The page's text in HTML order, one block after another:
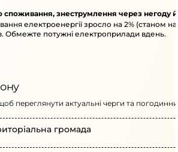
споживання, знеструмлення через негоду
електроенергії зросло на 2% (станом
Обмежте потужні електроприлади вдень.
переглянути актуальні черги та
громада